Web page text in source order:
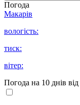
Погода
Макарів
вологість:
тиск:
вітер:
Погода на 10 днів від